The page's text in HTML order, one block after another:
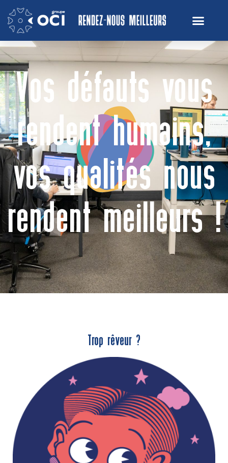
Vos défauts vous
rendent humains,
vos qualités nous
rendent meilleurs !
Trop rêveur ?